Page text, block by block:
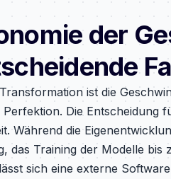
der
ist die
Die Entscheidung
Während die
das Training der Modelle
sich eine externe